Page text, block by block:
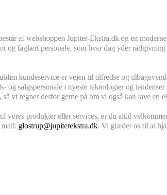
af webshoppen Jupiter-Ekstra.dk og en
og faglært personale, som hver dag yder
kundeservice er vejen til tilfredse og
og salgspersonale i nyeste teknologier og
vi regner derfor gerne på om vi også kan lave en
vores produkter eller services, er du altid
mail: glostrup@jupiterekstra.dk. Vi glæder os til at